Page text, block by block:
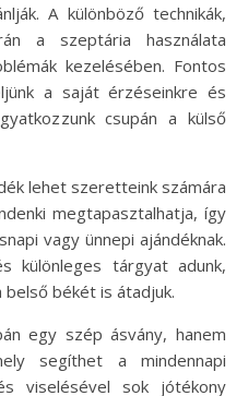
A különböző technikák,
a szeptária használata
kezelésében. Fontos
a saját érzéseinkre és
csupán a külső
lehet szeretteink számára
megtapasztalhatja, így
vagy ünnepi ajándéknak.
különleges tárgyat adunk,
békét is átadjuk.
egy szép ásvány, hanem
segíthet a mindennapi
viselésével sok jótékony